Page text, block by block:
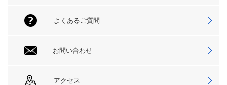
よくあるご質問
お問い合わせ
アクセス